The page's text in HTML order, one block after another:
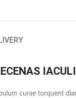
curae torquent